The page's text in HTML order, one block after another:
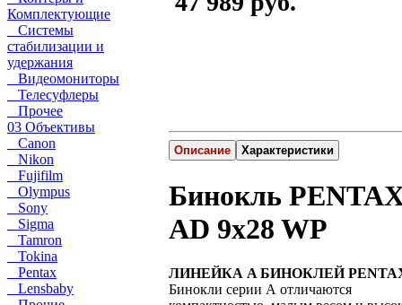
Комплектующие
Системы
стабилизации и
удержания
Видеомониторы
Телесуфлеры
Прочее
03 Объективы
Canon
Nikon
Fujifilm
Olympus
Sony
Sigma
Tamron
Tokina
Pentax
Lensbaby
Описание Характеристики
Бинокль
AD 9x28 WP
ЛИНЕЙКА A БИНОКЛЕЙ
Бинокли серии А отличаются